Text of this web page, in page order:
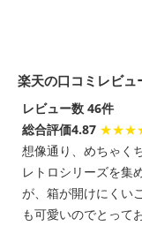
楽天の口コミレビュ
レビュー数 46件
総合評価4.87
想像通り、めちゃく
レトロシリーズを集
が、箱が開けにくい
も可愛いのでとって